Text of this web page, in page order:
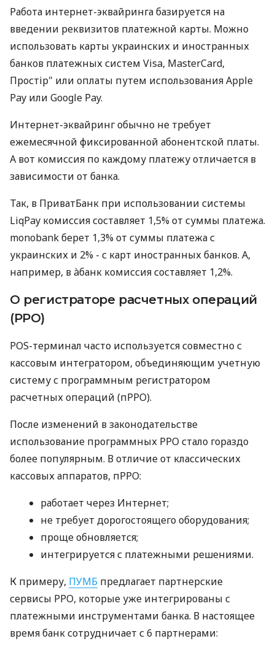
Работа интернет-эквайринга базируется на
введении реквизитов платежной карты. Можно
использовать карты украинских и иностранных
банков платежных систем Visa, MasterCard,
Простір" или оплаты путем использования Apple
Pay или Google Pay.
Интернет-эквайринг обычно не требует
ежемесячной фиксированной абонентской платы.
А вот комиссия по каждому платежу отличается в
зависимости от банка.
Так, в ПриватБанк при использовании системы
LiqPay комиссия составляет 1,5% от суммы платежа.
monobank берет 1,3% от суммы платежа с
украинских и 2% - с карт иностранных банков. А,
например, в àбанк комиссия составляет 1,2%.
О регистраторе расчетных операций
(РРО)
POS-терминал часто используется совместно с
кассовым интегратором, объединяющим учетную
систему с программным регистратором
расчетных операций (пРРО).
После изменений в законодательстве
использование программных РРО стало гораздо
более популярным. В отличие от классических
кассовых аппаратов, пРРО:
работает через Интернет;
не требует дорогостоящего оборудования;
проще обновляется;
интегрируется с платежными решениями.
К примеру, ПУМБ предлагает партнерские
сервисы РРО, которые уже интегрированы с
платежными инструментами банка. В настоящее
время банк сотрудничает с 6 партнерами: